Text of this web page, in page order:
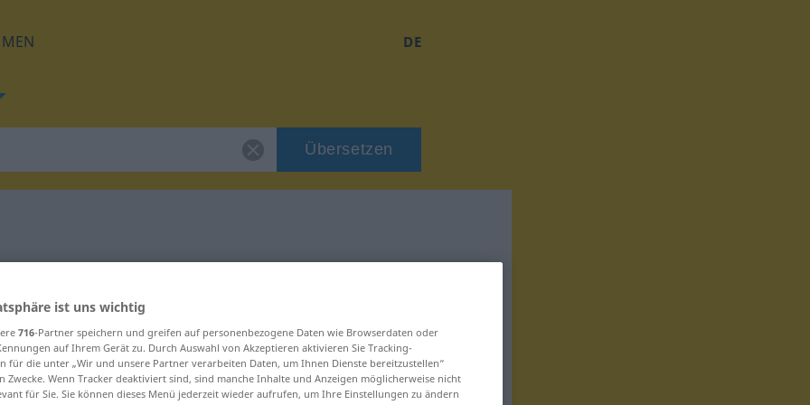
DE
Übersetzen
für "Referat"
ist uns wichtig
716-Partner speichern und greifen auf personenbezogene Daten wie Browserdaten oder
auf Ihrem Gerät zu. Durch Auswahl von Akzeptieren aktivieren Sie Tracking-
für die unter „Wir und unsere Partner verarbeiten Daten, um Ihnen Dienste bereitzustellen“
Zwecke. Wenn Tracker deaktiviert sind, sind manche Inhalte und Anzeigen möglicherweise nicht
für Sie. Sie können dieses Menü jederzeit wieder aufrufen, um Ihre Einstellungen zu ändern